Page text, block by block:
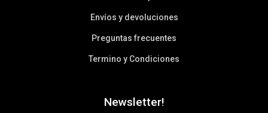
Envíos y devoluciones
Preguntas frecuentes
Termino y Condiciones
Newsletter!